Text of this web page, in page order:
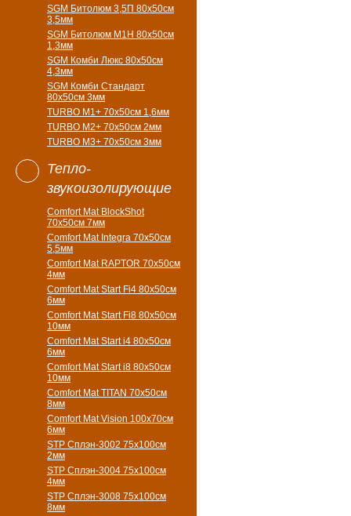
SGM Битолюм 3,5П 80x50см
3,5мм
SGM Битолюм M1H 80x50см
1,3мм
SGM Комби Люкс 80x50см
4,3мм
SGM Комби Стандарт
80x50см 3мм
TURBO M1+ 70х50см 1,6мм
TURBO M2+ 70х50см 2мм
TURBO M3+ 70х50см 3мм
Тепло-
звукоизолирующие
Comfort Mat BlockShot
70х50см 7мм
Comfort Mat Integra 70х50см
5,5мм
Comfort Mat RAPTOR 70х50см
4мм
Comfort Mat Start Fi4 80х50см
6мм
Comfort Mat Start Fi8 80х50см
10мм
Comfort Mat Start i4 80х50см
6мм
Comfort Mat Start i8 80х50см
10мм
Comfort Mat TITAN 70х50см
8мм
Comfort Mat Vision 100х70см
6мм
STP Сплэн-3002 75х100см
2мм
STP Сплэн-3004 75х100см
4мм
STP Сплэн-3008 75х100см
8мм